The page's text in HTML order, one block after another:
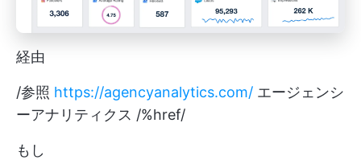
経由
/参照 https://agencyanalytics.com/ エージェンシ
ーアナリティクス /%href/
もし